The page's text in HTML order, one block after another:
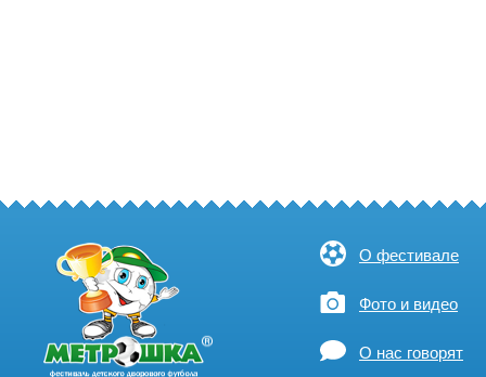
О фестивале
Фото и видео
О нас говорят